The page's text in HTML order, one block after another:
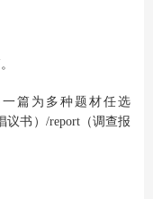
篇为多种题材任选
议书）/report（调查报